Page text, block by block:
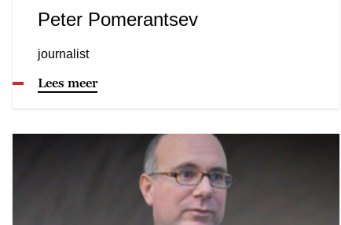
Peter Pomerantsev
journalist
Lees meer